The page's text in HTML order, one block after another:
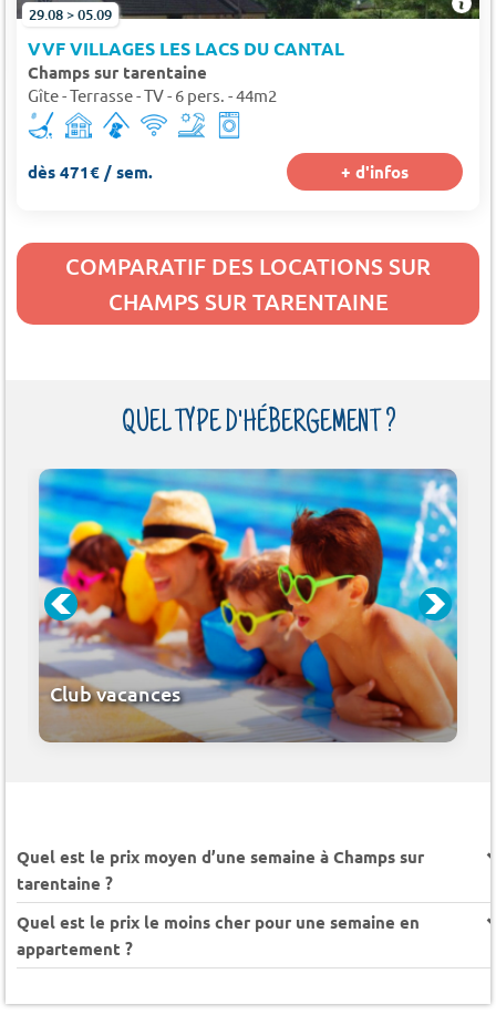
29.08 > 05.09
VVF VILLAGES LES LACS DU CANTAL
Champs sur tarentaine
Gîte - Terrasse - TV - 6 pers. - 44m2
dès 471€ / sem. + d'infos
COMPARATIF DES LOCATIONS SUR
CHAMPS SUR TARENTAINE
QUEL TYPE D'HÉBERGEMENT ?
Club vacances
Quel est le prix moyen d’une semaine à Champs sur
tarentaine ?
Quel est le prix le moins cher pour une semaine en
appartement ?